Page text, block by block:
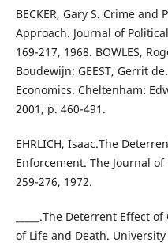
BECKER, Gary S. Crime
Approach. Journal of
169-217, 1968. BOWLES,
Boudewijn; GEEST, Gerrit
Economics. Cheltenham:
2001, p. 460-491.
EHRLICH, Isaac.The
Enforcement. The Journal
259-276, 1972.
_____.The Deterrent Effect
of Life and Death.